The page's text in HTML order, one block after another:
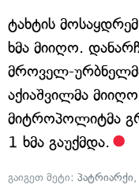
ტახტის
ხმა მიიღო.
მროველ-
აქიაშვილმა
მიტროპოლიტმა
1 ხმა გაუქმდა.
გაიგეთ მეტი: პატრიარქი,